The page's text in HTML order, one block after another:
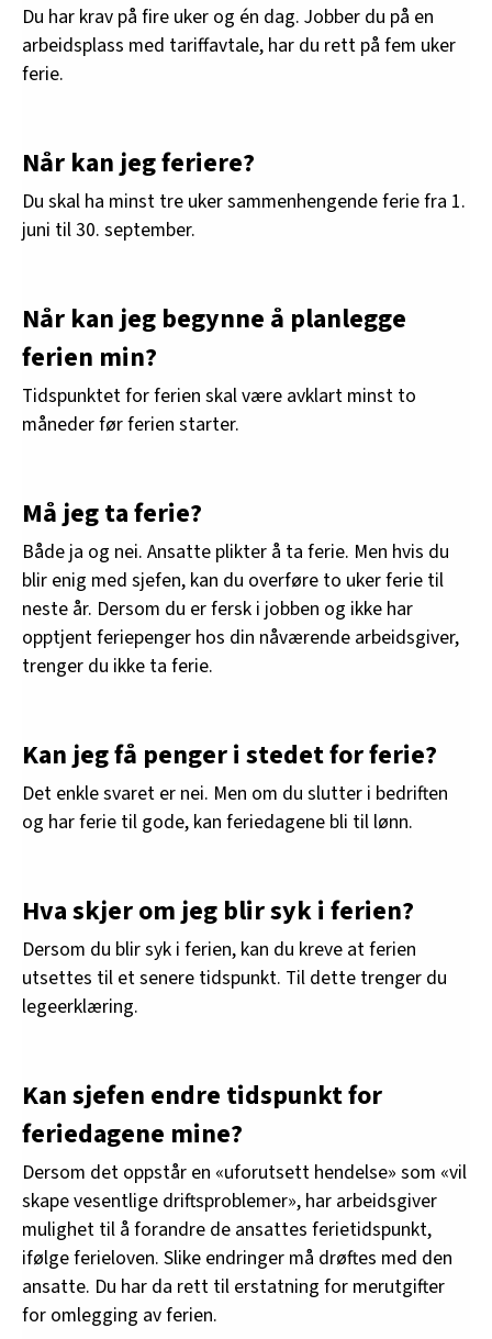
Du har krav på fire uker og én dag. Jobber du på en
arbeidsplass med tariffavtale, har du rett på fem uker
ferie.
Når kan jeg feriere?
Du skal ha minst tre uker sammenhengende ferie fra 1.
juni til 30. september.
Når kan jeg begynne å planlegge
ferien min?
Tidspunktet for ferien skal være avklart minst to
måneder før ferien starter.
Må jeg ta ferie?
Både ja og nei. Ansatte plikter å ta ferie. Men hvis du
blir enig med sjefen, kan du overføre to uker ferie til
neste år. Dersom du er fersk i jobben og ikke har
opptjent feriepenger hos din nåværende arbeidsgiver,
trenger du ikke ta ferie.
Kan jeg få penger i stedet for ferie?
Det enkle svaret er nei. Men om du slutter i bedriften
og har ferie til gode, kan feriedagene bli til lønn.
Hva skjer om jeg blir syk i ferien?
Dersom du blir syk i ferien, kan du kreve at ferien
utsettes til et senere tidspunkt. Til dette trenger du
legeerklæring.
Kan sjefen endre tidspunkt for
feriedagene mine?
Dersom det oppstår en «uforutsett hendelse» som «vil
skape vesentlige driftsproblemer», har arbeidsgiver
mulighet til å forandre de ansattes ferietidspunkt,
ifølge ferieloven. Slike endringer må drøftes med den
ansatte. Du har da rett til erstatning for merutgifter
for omlegging av ferien.